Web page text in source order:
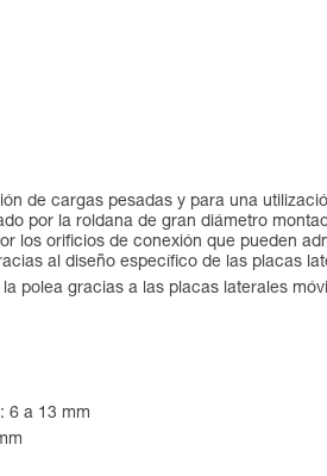
de cargas pesadas y para una
por la roldana de gran diámetro
los orificios de conexión que pueden
al diseño específico de las placas
polea gracias a las placas laterales
6 a 13 mm